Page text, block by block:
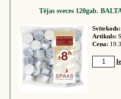
Tējas sveces 120gab.
Svītrkods:
Artikuls:
Cena: